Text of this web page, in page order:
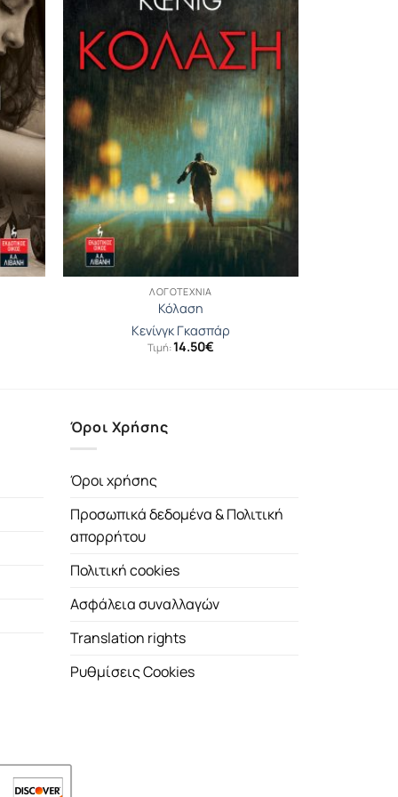
ΛΟΓΟΤΕΧΝΊΑ
Κόλαση
Κενίνγκ Γκασπάρ
Τιμή:14.50€
Όροι Χρήσης
Όροι χρήσης
Προσωπικά δεδομένα & Πολιτική
απορρήτου
Πολιτική cookies
Ασφάλεια συναλλαγών
Translation rights
Ρυθμίσεις Cookies